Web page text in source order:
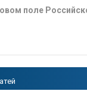
поле